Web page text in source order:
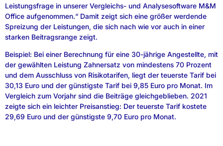
Leistungsfrage in unserer Vergleichs- und Analysesoftware M&M
Office aufgenommen.“ Damit zeigt sich eine größer werdende
Spreizung der Leistungen, die sich nach wie vor auch in einer
starken Beitragsrange zeigt.
Beispiel: Bei einer Berechnung für eine 30-jährige Angestellte, mit
der gewählten Leistung Zahnersatz von mindestens 70 Prozent
und dem Ausschluss von Risikotarifen, liegt der teuerste Tarif bei
30,13 Euro und der günstigste Tarif bei 9,85 Euro pro Monat. Im
Vergleich zum Vorjahr sind die Beiträge gleichgeblieben. 2021
zeigte sich ein leichter Preisanstieg: Der teuerste Tarif kostete
29,69 Euro und der günstigste 9,70 Euro pro Monat.